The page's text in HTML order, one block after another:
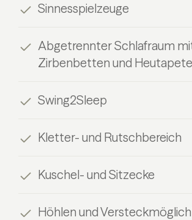
Sinnesspielzeuge
Abgetrennter Schlafraum
Zirbenbetten und Heutapete
Swing2Sleep
Kletter- und Rutschbereich
Kuschel- und Sitzecke
Höhlen und